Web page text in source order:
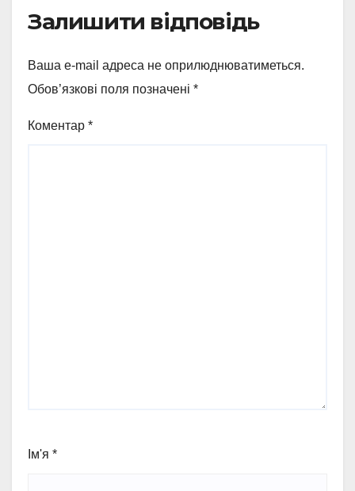
Залишити відповідь
Ваша e-mail адреса не оприлюднюватиметься.
Обов’язкові поля позначені *
Коментар *
Ім'я *